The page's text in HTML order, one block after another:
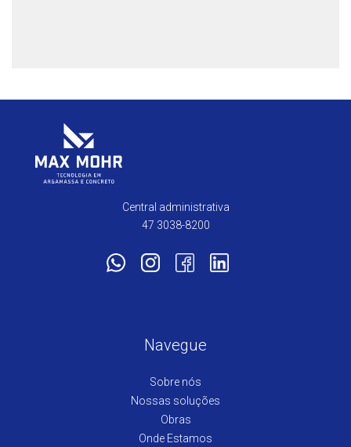
Central administrativa
47 3038-8200
Navegue
Sobre nós
Nossas soluções
Obras
Onde Estamos